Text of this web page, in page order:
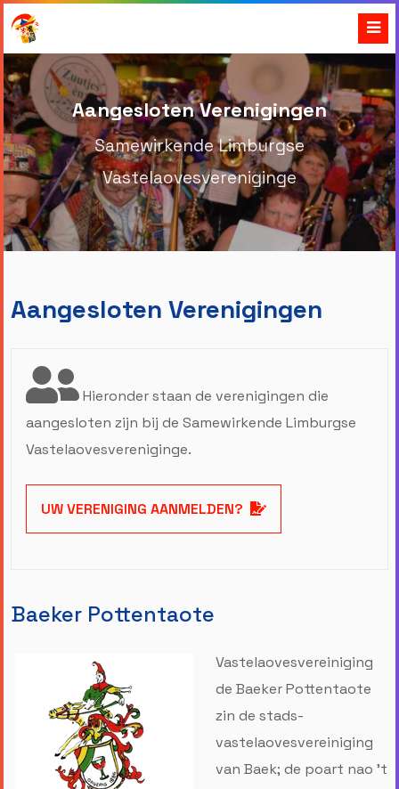
Aangesloten Verenigingen
Samewirkende Limburgse
Vastelaovesvereniginge
Aangesloten Verenigingen
Hieronder staan de verenigingen die
aangesloten zijn bij de Samewirkende Limburgse
Vastelaovesvereniginge.
UW VERENIGING AANMELDEN?
Baeker Pottentaote
Vastelaovesvereiniging
de Baeker Pottentaote
zin de stads-
vastelaovesvereiniging
van Baek; de poart nao ’t